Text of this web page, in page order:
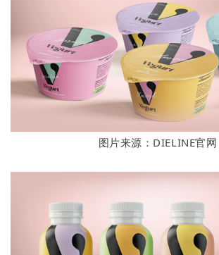
图片来源：DIELINE官网